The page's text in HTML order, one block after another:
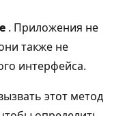
. Приложения не
также не
интерфейса.
этот метод